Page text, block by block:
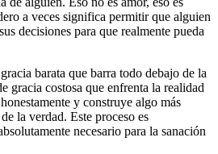
a veces significa permitir que alguien
decisiones para que realmente pueda
barata que barra todo debajo de la
gracia costosa que enfrenta la realidad
y construye algo más
la verdad. Este proceso es
necesario para la sanación